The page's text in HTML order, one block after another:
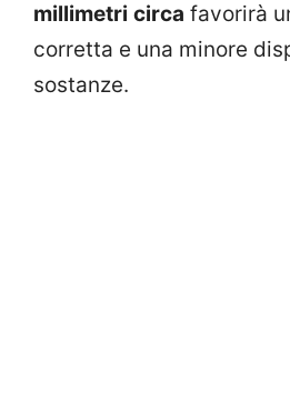
millimetri circa favorirà
corretta e una minore
sostanze.